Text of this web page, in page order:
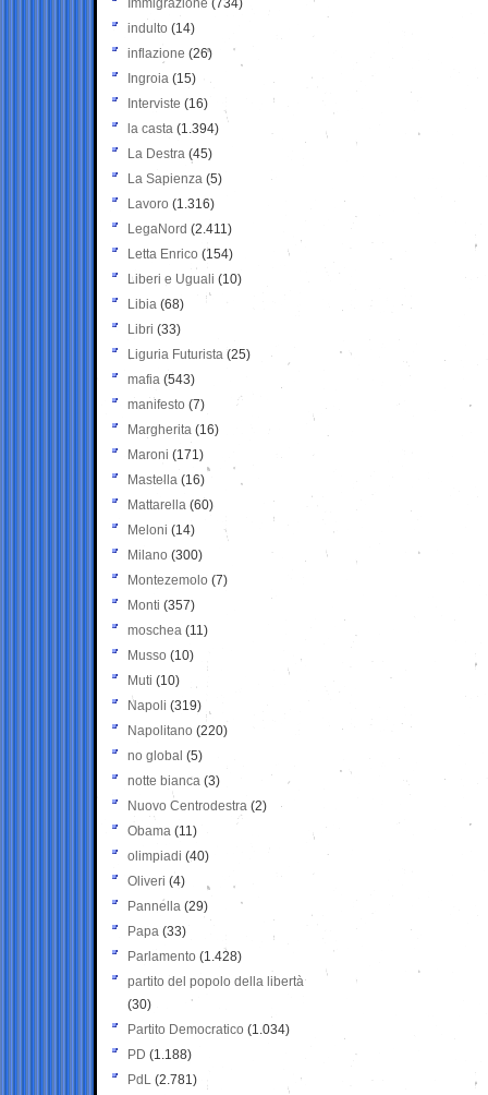
Immigrazione (734)
indulto (14)
inflazione (26)
Ingroia (15)
Interviste (16)
la casta (1.394)
La Destra (45)
La Sapienza (5)
Lavoro (1.316)
LegaNord (2.411)
Letta Enrico (154)
Liberi e Uguali (10)
Libia (68)
Libri (33)
Liguria Futurista (25)
mafia (543)
manifesto (7)
Margherita (16)
Maroni (171)
Mastella (16)
Mattarella (60)
Meloni (14)
Milano (300)
Montezemolo (7)
Monti (357)
moschea (11)
Musso (10)
Muti (10)
Napoli (319)
Napolitano (220)
no global (5)
notte bianca (3)
Nuovo Centrodestra (2)
Obama (11)
olimpiadi (40)
Oliveri (4)
Pannella (29)
Papa (33)
Parlamento (1.428)
partito del popolo della libertà
(30)
Partito Democratico (1.034)
PD (1.188)
PdL (2.781)